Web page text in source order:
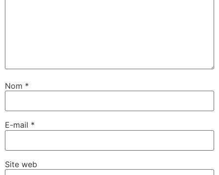
Nom *
E-mail *
Site web